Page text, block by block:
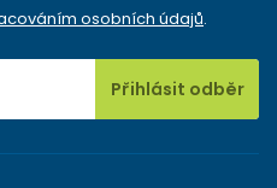
osobních údajů.
Přihlásit odběr